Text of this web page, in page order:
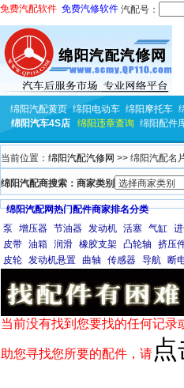
免费汽配软件 免费汽修软件 汽配号：
绵阳汽配黄页 绵阳电动车 绵阳摩托车
绵阳汽车4S店
绵阳违章查询 绵阳配件
当前位置： 绵阳汽配汽修网 >> 绵阳汽配名
绵阳汽配商搜索：商家类别
绵阳汽配网热门配件商家排名分类
泵
增压器 节油器 发动机 活塞 气缸
皮带 油箱 润滑 橡胶支架 凸轮轴 挤压
皮轮 发动机悬置 曲轴 传感器 导航 断
当前没有找到您要找的任何记
助您寻找您所要的配件，请